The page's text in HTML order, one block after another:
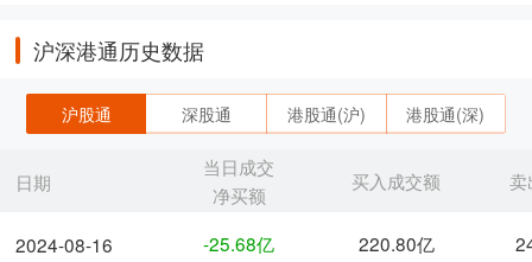
沪深港通历史数据
沪股通 深股通 港股通(沪) 港股通(深)
日期
2024-08-16
当日成交
净买额
买入成交额 卖
-25.68亿 220.80亿